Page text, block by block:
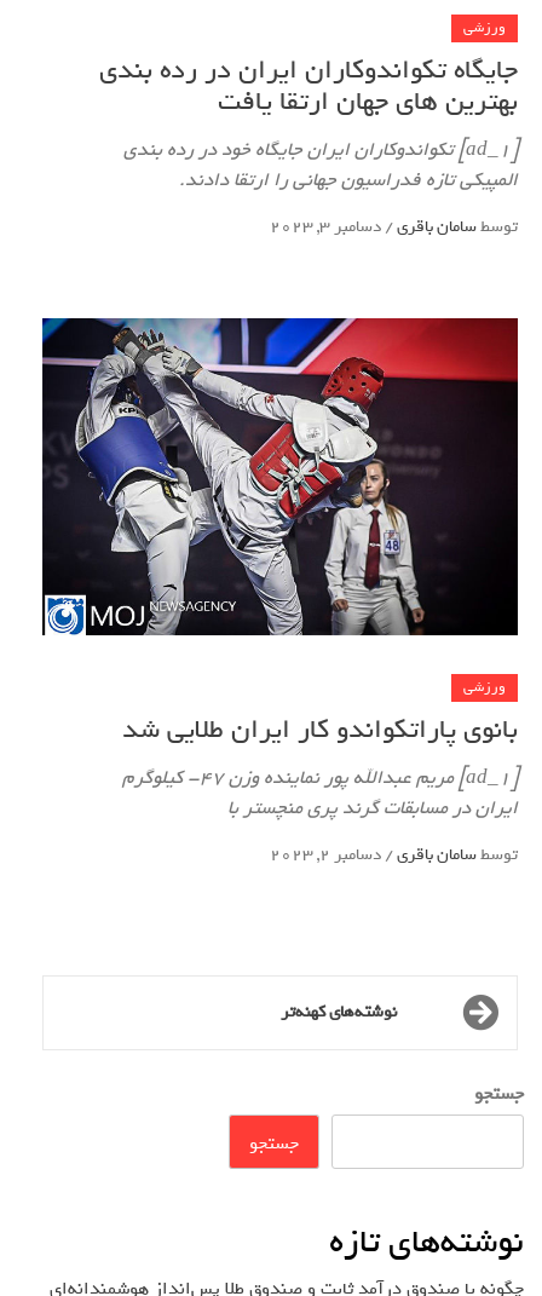
ورزشی
جایگاه تکواندوکاران ایران در رده بندی
بهترین های جهان ارتقا یافت
[ad_1] تکواندوکاران ایران جایگاه خود در رده بندی
المپیکی تازه فدراسیون جهانی را ارتقا دادند.
توسطسامان باقری/دسامبر 3, 2023
ورزشی
بانوی پاراتکواندو کار ایران طلایی شد
[ad_1] مریم عبدالله پور نماینده وزن ۴۷- کیلوگرم
ایران در مسابقات گرند پری منچستر با
توسطسامان باقری/دسامبر 2, 2023
نوشته‌های کهنه‌تر
جستجو
جستجو
نوشته‌های تازه
چگونه با صندوق درآمد ثابت و صندوق طلا پس‌انداز هوشمندانه‌ای